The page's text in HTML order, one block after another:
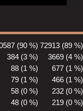
(90 %) 72913 (89 %)
384 (3 %)
3669 (4 %)
88 (1 %)
677 (1 %)
79 (1 %)
466 (1 %)
58 (0 %)
232 (0 %)
48 (0 %)
219 (0 %)